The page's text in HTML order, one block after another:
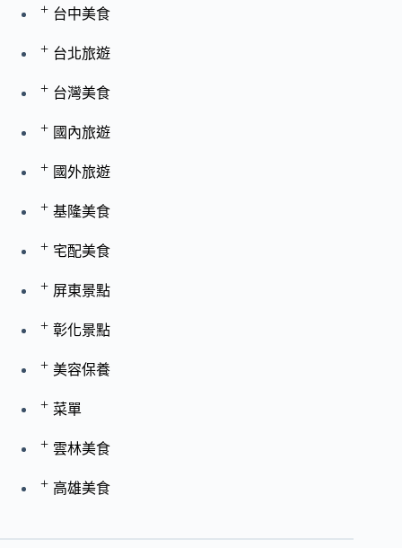
+ 台中美食
+ 台北旅遊
+ 台灣美食
+ 國內旅遊
+ 國外旅遊
+ 基隆美食
+ 宅配美食
+ 屏東景點
+ 彰化景點
+ 美容保養
+ 菜單
+ 雲林美食
+ 高雄美食